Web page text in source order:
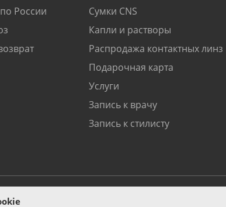
России
Сумки CNS
Капли и растворы
Распродажа контактных линз
Подарочная карта
Услуги
Запись к врачу
Запись к стилисту